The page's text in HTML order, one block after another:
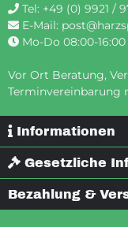
Tel: +49 (0) 9921 /
E-Mail:
Mo-Do 08:00-
Vor Ort Beratung,
Terminvereinbarung
Informationen
Gesetzliche
Bezahlung &